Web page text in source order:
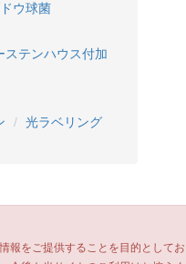
ウ球菌
ステンハウス付加
光ラベリング
報をご提供することを目的として